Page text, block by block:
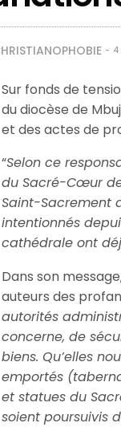
4
Sur fonds de
du diocèse de
et des actes de
“Selon ce
du Sacré-Cœur
Saint-Sacrement
intentionnés
cathédrale ont
Dans son
auteurs des
autorités
concerne, de
biens. Qu’elles
emportés
et statues du
soient poursuivis